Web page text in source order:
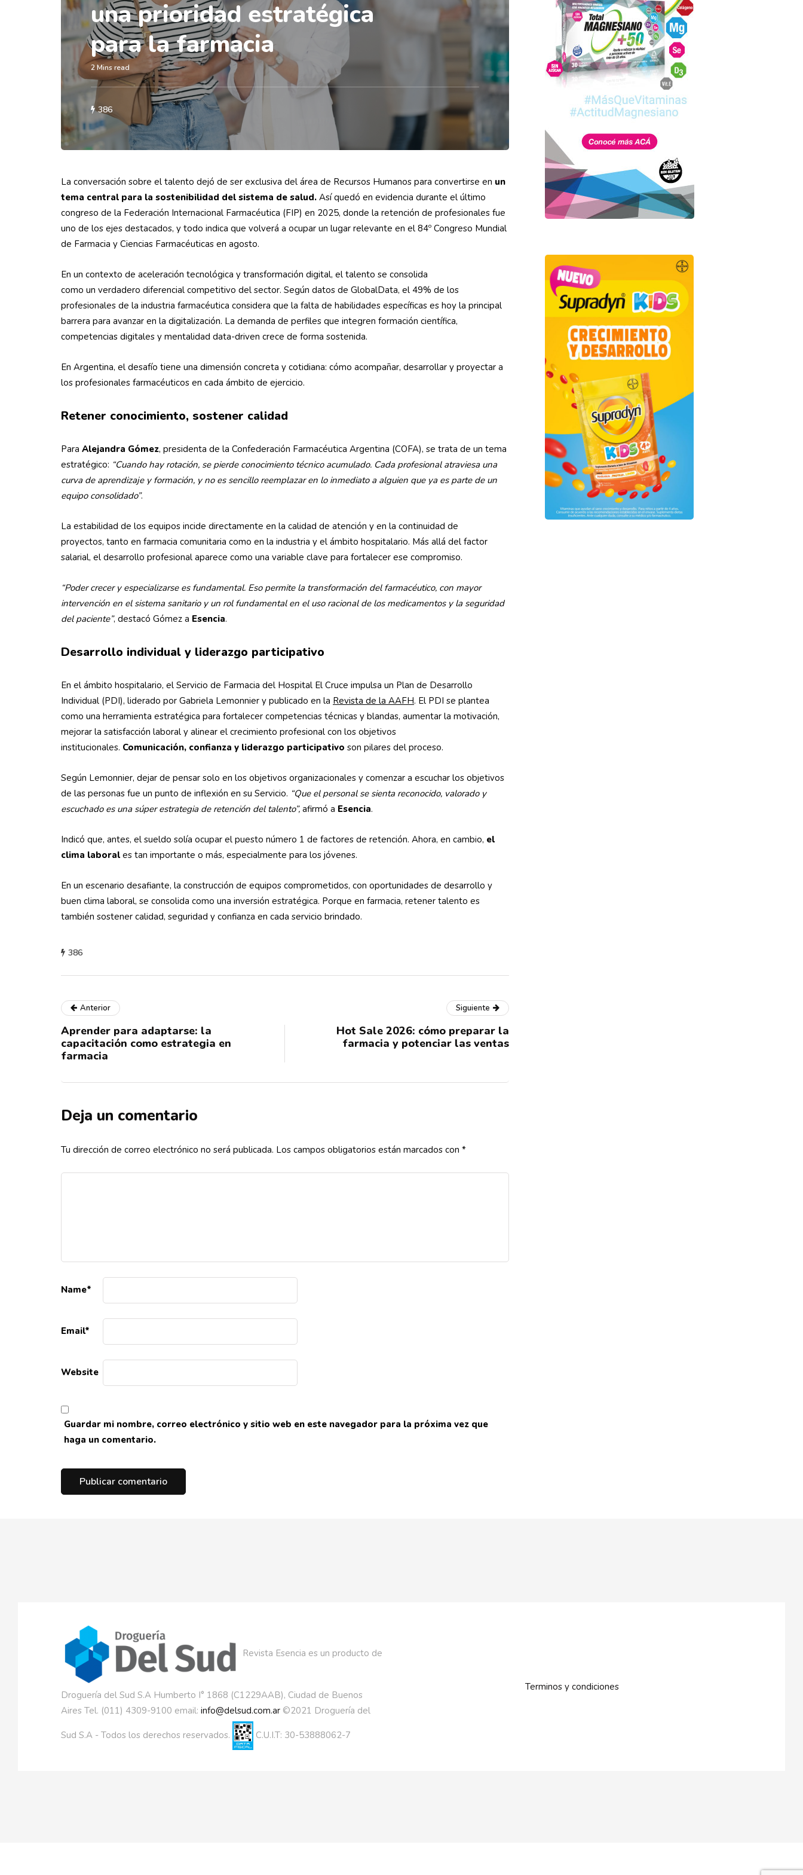
una prioridad estratégica
para la farmacia
2 Mins read
386
La conversación sobre el talento dejó de ser exclusiva del área de Recursos Humanos para convertirse en un
tema central para la sostenibilidad del sistema de salud. Así quedó en evidencia durante el último
congreso de la Federación Internacional Farmacéutica (FIP) en 2025, donde la retención de profesionales fue
uno de los ejes destacados, y todo indica que volverá a ocupar un lugar relevante en el 84º Congreso Mundial
de Farmacia y Ciencias Farmacéuticas en agosto.
En un contexto de aceleración tecnológica y transformación digital, el talento se consolida
como un verdadero diferencial competitivo del sector. Según datos de GlobalData, el 49% de los
profesionales de la industria farmacéutica considera que la falta de habilidades específicas es hoy la principal
barrera para avanzar en la digitalización. La demanda de perfiles que integren formación científica,
competencias digitales y mentalidad data-driven crece de forma sostenida.
En Argentina, el desafío tiene una dimensión concreta y cotidiana: cómo acompañar, desarrollar y proyectar a
los profesionales farmacéuticos en cada ámbito de ejercicio.
Retener conocimiento, sostener calidad
Para Alejandra Gómez, presidenta de la Confederación Farmacéutica Argentina (COFA), se trata de un tema
estratégico: “Cuando hay rotación, se pierde conocimiento técnico acumulado. Cada profesional atraviesa una
curva de aprendizaje y formación, y no es sencillo reemplazar en lo inmediato a alguien que ya es parte de un
equipo consolidado”.
La estabilidad de los equipos incide directamente en la calidad de atención y en la continuidad de
proyectos, tanto en farmacia comunitaria como en la industria y el ámbito hospitalario. Más allá del factor
salarial, el desarrollo profesional aparece como una variable clave para fortalecer ese compromiso.
“Poder crecer y especializarse es fundamental. Eso permite la transformación del farmacéutico, con mayor
intervención en el sistema sanitario y un rol fundamental en el uso racional de los medicamentos y la seguridad
del paciente”, destacó Gómez a Esencia.
Desarrollo individual y liderazgo participativo
En el ámbito hospitalario, el Servicio de Farmacia del Hospital El Cruce impulsa un Plan de Desarrollo
Individual (PDI), liderado por Gabriela Lemonnier y publicado en la Revista de la AAFH. El PDI se plantea
como una herramienta estratégica para fortalecer competencias técnicas y blandas, aumentar la motivación,
mejorar la satisfacción laboral y alinear el crecimiento profesional con los objetivos
institucionales. Comunicación, confianza y liderazgo participativo son pilares del proceso.
Según Lemonnier, dejar de pensar solo en los objetivos organizacionales y comenzar a escuchar los objetivos
de las personas fue un punto de inflexión en su Servicio. “Que el personal se sienta reconocido, valorado y
escuchado es una súper estrategia de retención del talento”, afirmó a Esencia.
Indicó que, antes, el sueldo solía ocupar el puesto número 1 de factores de retención. Ahora, en cambio, el
clima laboral es tan importante o más, especialmente para los jóvenes.
En un escenario desafiante, la construcción de equipos comprometidos, con oportunidades de desarrollo y
buen clima laboral, se consolida como una inversión estratégica. Porque en farmacia, retener talento es
también sostener calidad, seguridad y confianza en cada servicio brindado.
386
Anterior
Aprender para adaptarse: la
capacitación como estrategia en
farmacia
Siguiente
Hot Sale 2026: cómo preparar la
farmacia y potenciar las ventas
Deja un comentario
Tu dirección de correo electrónico no será publicada. Los campos obligatorios están marcados con *
Name*
Email*
Website
Guardar mi nombre, correo electrónico y sitio web en este navegador para la próxima vez que
haga un comentario.
Revista Esencia es un producto de
Droguería del Sud S.A Humberto I° 1868 (C1229AAB), Ciudad de Buenos
Aires Tel. (011) 4309-9100 email: info@delsud.com.ar ©2021 Droguería del
Sud S.A - Todos los derechos reservados. C.U.I.T: 30-53888062-7
Terminos y condiciones